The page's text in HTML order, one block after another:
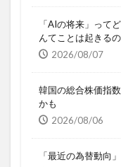
「AIの将来」って
んてことは起きる
2026/08/07
韓国の総合株価指
かも
2026/08/06
「最近の為替動向